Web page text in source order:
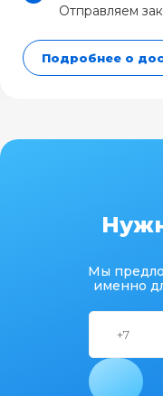
Отправляем
Подробнее о
Мы
именно